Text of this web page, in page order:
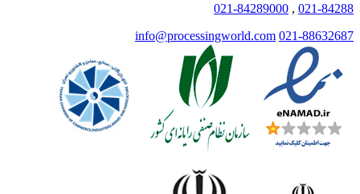
021-84288
,
021-84289000
021-88632687
info@processingworld.com